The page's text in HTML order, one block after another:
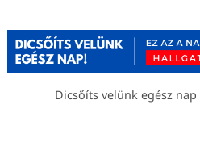
Dicsőíts velünk egész nap